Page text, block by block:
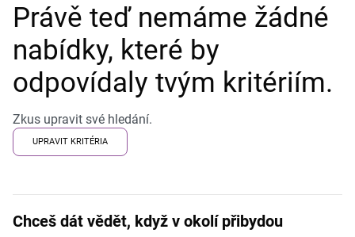
Právě teď nemáme žádné
nabídky, které by
odpovídaly tvým kritériím.
Zkus upravit své hledání.
UPRAVIT KRITÉRIA
Chceš dát vědět, když v okolí přibydou